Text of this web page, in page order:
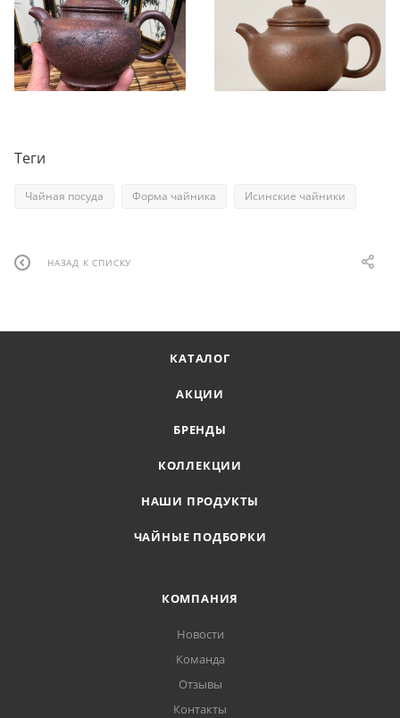
Теги
Чайная посуда Форма чайника Исинские чайники
НАЗАД К СПИСКУ
КАТАЛОГ
АКЦИИ
БРЕНДЫ
КОЛЛЕКЦИИ
НАШИ ПРОДУКТЫ
ЧАЙНЫЕ ПОДБОРКИ
КОМПАНИЯ
Новости
Команда
Отзывы
Контакты